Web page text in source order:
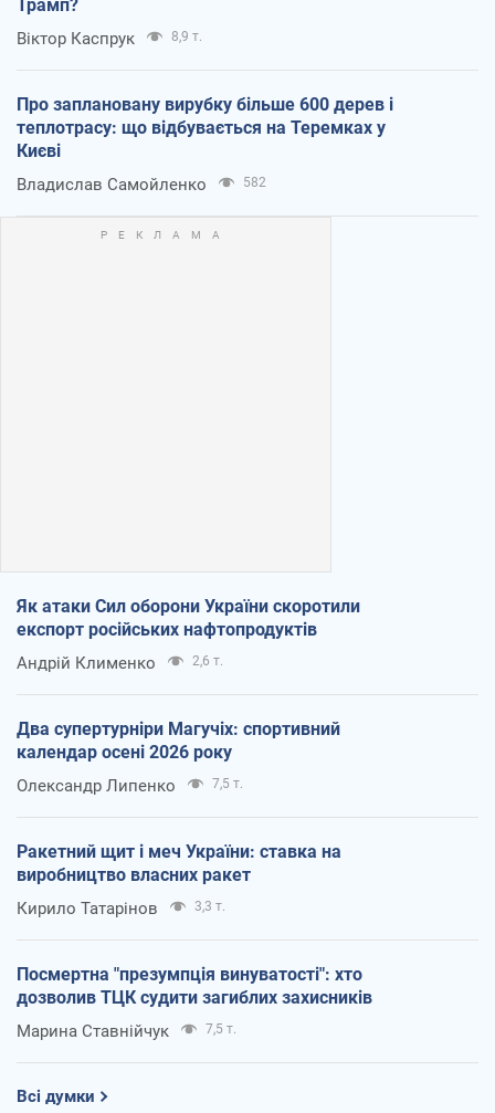
Трамп?
Віктор Каспрук 8,9 т.
Про заплановану вирубку більше 600 дерев і
теплотрасу: що відбувається на Теремках у
Києві
Владислав Самойленко 582
Як атаки Сил оборони України скоротили
експорт російських нафтопродуктів
Андрій Клименко 2,6 т.
Два супертурніри Магучіх: спортивний
календар осені 2026 року
Олександр Липенко 7,5 т.
Ракетний щит і меч України: ставка на
виробництво власних ракет
Кирило Татарінов 3,3 т.
Посмертна "презумпція винуватості": хто
дозволив ТЦК судити загиблих захисників
Марина Ставнійчук 7,5 т.
Всі думки